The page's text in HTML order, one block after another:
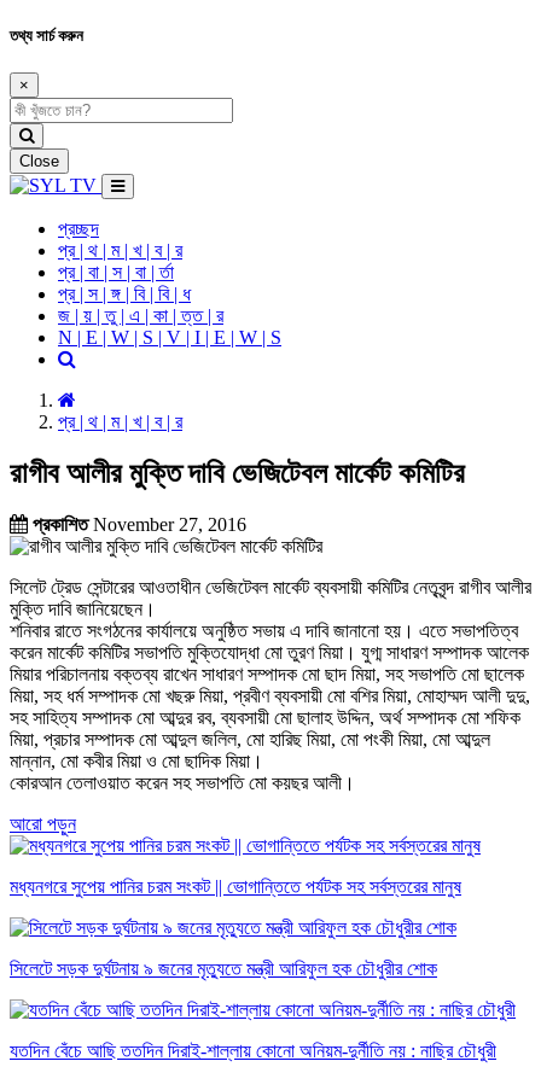
তথ্য সার্চ করুন
×
Close
প্রচ্ছদ
প্র | থ | ম | খ | ব | র
প্র | বা | স | বা | র্তা
প্র | স | ঙ্গ | বি | বি | ধ
জ | য় | তু | এ | কা | ত্ত | র
N | E | W | S | V | I | E | W | S
প্র | থ | ম | খ | ব | র
রাগীব আলীর মুক্তি দাবি ভেজিটেবল মার্কেট কমিটির
প্রকাশিতNovember 27, 2016
সিলেট ট্রেড সেন্টারের আওতাধীন ভেজিটেবল মার্কেট ব্যবসায়ী কমিটির নেতৃবৃন্দ রাগীব আলীর
মুক্তি দাবি জানিয়েছেন।
শনিবার রাতে সংগঠনের কার্যালয়ে অনুষ্ঠিত সভায় এ দাবি জানানো হয়। এতে সভাপতিত্ব
করেন মার্কেট কমিটির সভাপতি মুক্তিযোদ্ধা মো তুরণ মিয়া। যুগ্ম সাধারণ সম্পাদক আলেক
মিয়ার পরিচালনায় বক্তব্য রাখেন সাধারণ সম্পাদক মো ছাদ মিয়া, সহ সভাপতি মো ছালেক
মিয়া, সহ ধর্ম সম্পাদক মো খছরু মিয়া, প্রবীণ ব্যবসায়ী মো বশির মিয়া, মোহাম্মদ আলী দুদু,
সহ সাহিত্য সম্পাদক মো আব্দুর রব, ব্যবসায়ী মো ছালাহ উদ্দিন, অর্থ সম্পাদক মো শফিক
মিয়া, প্রচার সম্পাদক মো আব্দুল জলিল, মো হারিছ মিয়া, মো পংকী মিয়া, মো আব্দুল
মান্নান, মো কবীর মিয়া ও মো ছাদিক মিয়া।
কোরআন তেলাওয়াত করেন সহ সভাপতি মো কয়ছর আলী।
আরো পড়ুন
মধ্যনগরে সুপেয় পানির চরম সংকট || ভোগান্তিতে পর্যটক সহ সর্বস্তরের মানুষ
সিলেটে সড়ক দুর্ঘটনায় ৯ জনের মৃত্যুতে মন্ত্রী আরিফুল হক চৌধুরীর শোক
যতদিন বেঁচে আছি ততদিন দিরাই-শাল্লায় কোনো অনিয়ম-দুর্নীতি নয় : নাছির চৌধুরী